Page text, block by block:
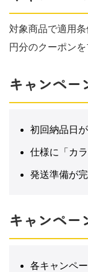
対象商品で適用
円分のクーポンを
キャンペー
初回納品日
仕様に「カ
発送準備が
キャンペー
各キャンペ